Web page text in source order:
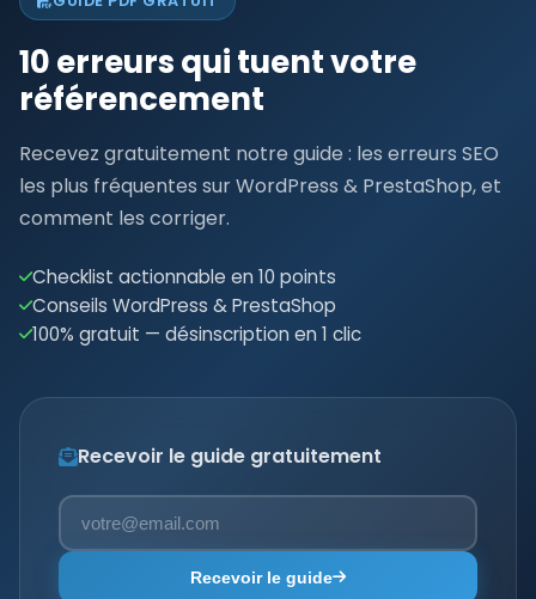
10 erreurs qui tuent votre
référencement
Recevez gratuitement notre guide : les erreurs SEO
les plus fréquentes sur WordPress & PrestaShop, et
comment les corriger.
Checklist actionnable en 10 points
Conseils WordPress & PrestaShop
100% gratuit — désinscription en 1 clic
Recevoir le guide gratuitement
Recevoir le guide